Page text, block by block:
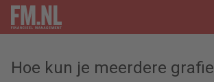
Hoe kun je meerdere